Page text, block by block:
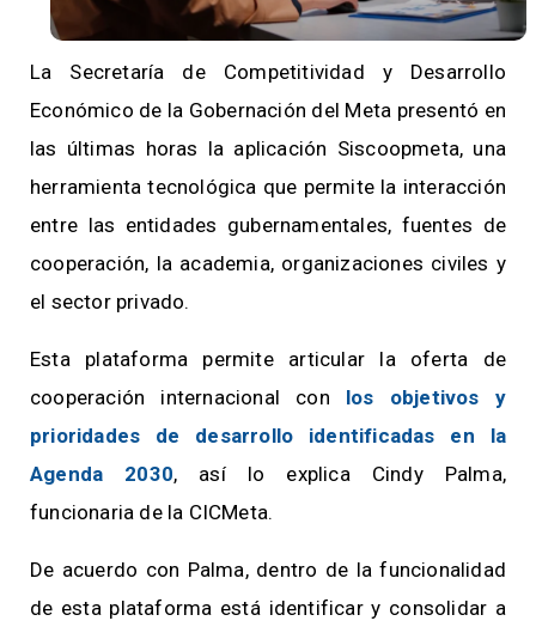
La Secretaría de Competitividad y Desarrollo
Económico de la Gobernación del Meta presentó en
las últimas horas la aplicación Siscoopmeta, una
herramienta tecnológica que permite la interacción
entre las entidades gubernamentales, fuentes de
cooperación, la academia, organizaciones civiles y
el sector privado.
Esta plataforma permite articular la oferta de
cooperación internacional con los objetivos y
prioridades de desarrollo identificadas en la
Agenda 2030, así lo explica Cindy Palma,
funcionaria de la CICMeta.
De acuerdo con Palma, dentro de la funcionalidad
de esta plataforma está identificar y consolidar a